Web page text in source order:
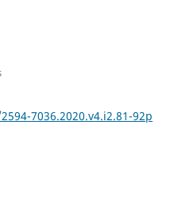
7036.2020.v4.i2.81-92p